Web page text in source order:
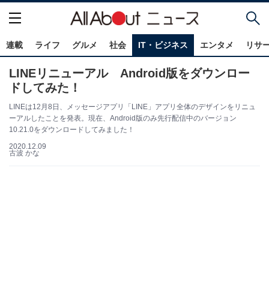
連載 ライフ グルメ 社会 IT・ビジネス エンタメ リサ
LINEリニューアル Android版をダウンロー
ドしてみた！
LINEは12月8日、メッセージアプリ「LINE」アプリ全体のデザインをリニュ
ーアルしたことを発表。現在、Android版のみ先行配信中のバージョン
10.21.0をダウンロードしてみました！
2020.12.09
古波 かな